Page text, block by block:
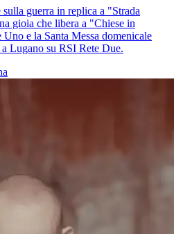
guerra in replica a "Strada
gioia che libera a "Chiese in
e la Santa Messa domenicale
Lugano su RSI Rete Due.